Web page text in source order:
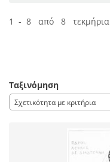
1 - 8 από 8 τεκμήρια
Ταξινόμηση
Σχετικότητα με κριτήρια